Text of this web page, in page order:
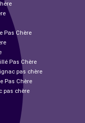
Pas Chère
Pas Chère
pas chère
Pas Chère
pas chère